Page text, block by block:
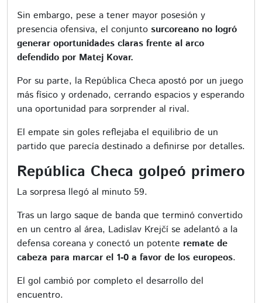
Sin embargo, pese a tener mayor posesión y
presencia ofensiva, el conjunto surcoreano no logró
generar oportunidades claras frente al arco
defendido por Matej Kovar.
Por su parte, la República Checa apostó por un juego
más físico y ordenado, cerrando espacios y esperando
una oportunidad para sorprender al rival.
El empate sin goles reflejaba el equilibrio de un
partido que parecía destinado a definirse por detalles.
República Checa golpeó primero
La sorpresa llegó al minuto 59.
Tras un largo saque de banda que terminó convertido
en un centro al área, Ladislav Krejčí se adelantó a la
defensa coreana y conectó un potente remate de
cabeza para marcar el 1-0 a favor de los europeos.
El gol cambió por completo el desarrollo del
encuentro.